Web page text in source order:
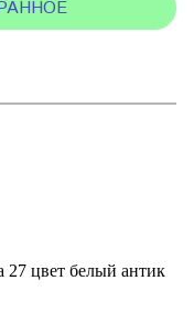
27 цвет белый антик